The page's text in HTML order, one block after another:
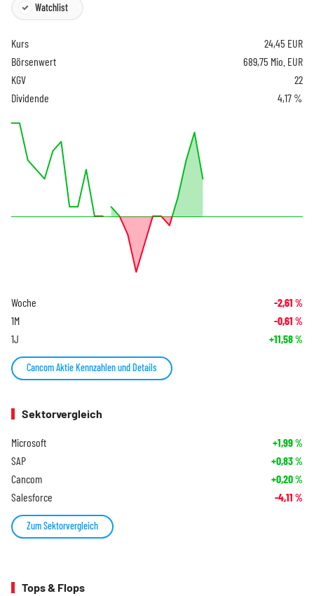
Watchlist
Kurs 24,45 EUR
Börsenwert
689,75 Mio. EUR
KGV
22
Dividende
4,17 %
Woche -2,61 %
1M -0,61 %
1J +11,58%
Cancom Aktie Kennzahlen und Details
Sektorvergleich
Microsoft +1,99%
SAP +0,83%
Cancom +0,20%
Salesforce -4,11 %
Zum Sektorvergleich
Tops & Flops